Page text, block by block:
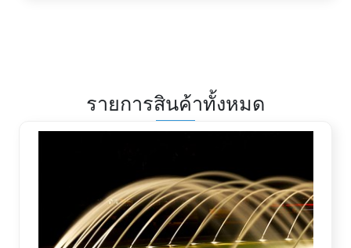
รายการสินค้าทั้งหมด